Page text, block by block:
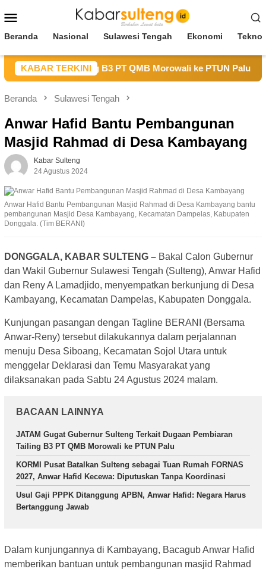
ke
Mobile
Beranda Nasional Sulawesi Tengah Ekonomi
KABAR TERKINI
Tailing B3 PT QMB Morowali ke PTUN Palu
Beranda Sulawesi Tengah
Anwar Hafid Bantu Pembangunan
Masjid Rahmad di Desa Kambayang
Kabar Sulteng
24 Agustus 2024
Anwar Hafid Bantu Pembangunan Masjid Rahmad di Desa Kambayang bantu
pembangunan Masjid Desa Kambayang, Kecamatan Dampelas, Kabupaten
Donggala. (Tim BERANI)
DONGGALA, KABAR SULTENG – Bakal Calon Gubernur
dan Wakil Gubernur Sulawesi Tengah (Sulteng), Anwar Hafid
dan Reny A Lamadjido, menyempatkan berkunjung di Desa
Kambayang, Kecamatan Dampelas, Kabupaten Donggala.
Kunjungan pasangan dengan Tagline BERANI (Bersama
Anwar-Reny) tersebut dilakukannya dalam perjalannan
menuju Desa Siboang, Kecamatan Sojol Utara untuk
menggelar Deklarasi dan Temu Masyarakat yang
dilaksanakan pada Sabtu 24 Agustus 2024 malam.
BACAAN LAINNYA
JATAM Gugat Gubernur Sulteng Terkait Dugaan Pembiaran
Tailing B3 PT QMB Morowali ke PTUN Palu
KORMI Pusat Batalkan Sulteng sebagai Tuan Rumah FORNAS
2027, Anwar Hafid Kecewa: Diputuskan Tanpa Koordinasi
Usul Gaji PPPK Ditanggung APBN, Anwar Hafid: Negara Harus
Bertanggung Jawab
Dalam kunjungannya di Kambayang, Bacagub Anwar Hafid
memberikan bantuan untuk pembangunan masjid Rahmad